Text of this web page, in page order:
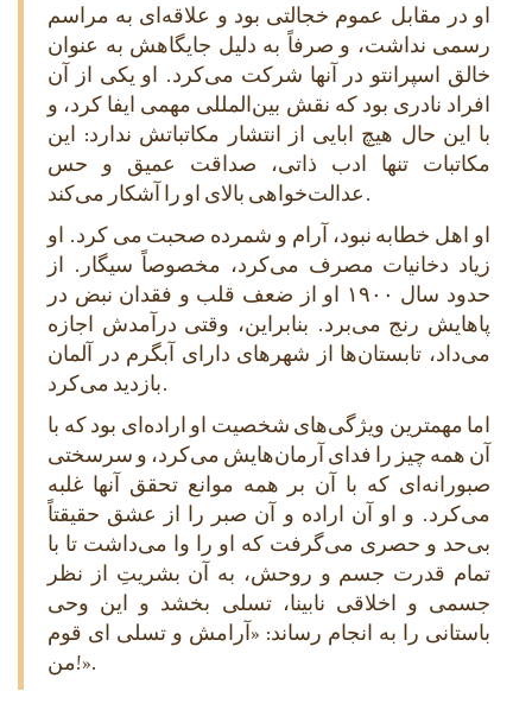
او در مقابل عموم خجالتی بود و علاقه‌ای به مراسم
رسمی نداشت، و صرفاً به دلیل جایگاهش به عنوان
خالق اسپرانتو در آنها شرکت می‌کرد. او یکی از آن
افراد نادری بود که نقش بین‌المللی مهمی ایفا کرد، و
با این حال هیچ ابایی از انتشار مکاتباتش ندارد: این
مکاتبات تنها ادب ذاتی، صداقت عمیق و حس
عدالت‌خواهی بالای او را آشکار می‌کند.
او اهل خطابه نبود، آرام و شمرده صحبت می کرد. او
زیاد دخانیات مصرف می‌کرد، مخصوصاً سیگار. از
حدود سال ۱۹۰۰ او از ضعف قلب و فقدان نبض در
پاهایش رنج می‌برد. بنابراین، وقتی درآمدش اجازه
می‌داد، تابستان‌ها از شهرهای دارای آبگرم در آلمان
بازدید می‌کرد.
اما مهمترین ویژگی‌های شخصیت او اراده‌ای بود که با
آن همه چیز را فدای آرمان‌هایش می‌کرد، و سرسختی
صبورانه‌ای که با آن بر همه موانع تحقق آنها غلبه
می‌کرد. و او آن اراده و آن صبر را از عشق حقیقتاً
بی‌حد و حصری می‌گرفت که او را وا می‌داشت تا با
تمام قدرت جسم و روحش، به آن بشریتِ از نظر
جسمی و اخلاقی نابینا، تسلی بخشد و این وحی
باستانی را به انجام رساند: «آرامش و تسلی ای قوم
من!».